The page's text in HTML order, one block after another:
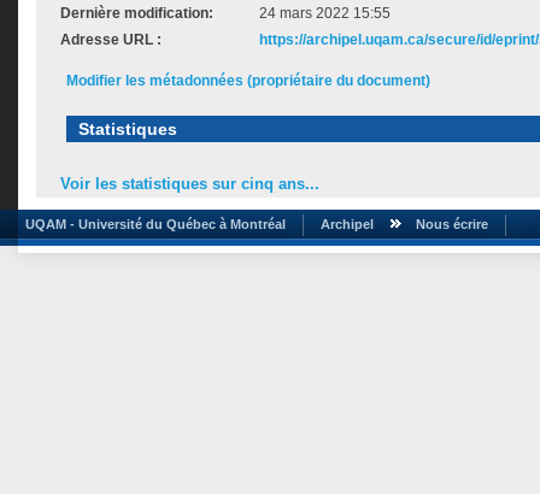
Dernière modification:
24 mars 2022 15:55
Adresse URL :
https://archipel.uqam.ca/secure/id/
Modifier les métadonnées (propriétaire du document)
Statistiques
Voir les statistiques sur cinq ans...
UQAM - Université du Québec à Montréal Archipel Nous écrire